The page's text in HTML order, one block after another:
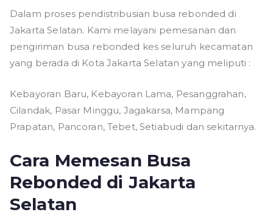
Dalam proses pendistribusian busa rebonded di
Jakarta Selatan. Kami melayani pemesanan dan
pengiriman busa rebonded kes seluruh kecamatan
yang berada di Kota Jakarta Selatan yang meliputi :
Kebayoran Baru, Kebayoran Lama, Pesanggrahan,
Cilandak, Pasar Minggu, Jagakarsa, Mampang
Prapatan, Pancoran, Tebet, Setiabudi dan sekitarnya.
Cara Memesan Busa
Rebonded di Jakarta
Selatan